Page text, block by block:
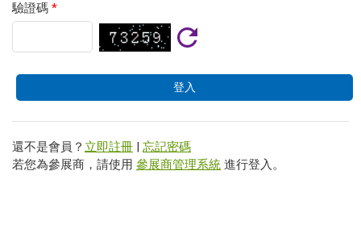
驗證碼 *
還不是會員？ 立即註冊 | 忘記密碼
若您為參展商，請使用 參展商管理系統 進行登入。